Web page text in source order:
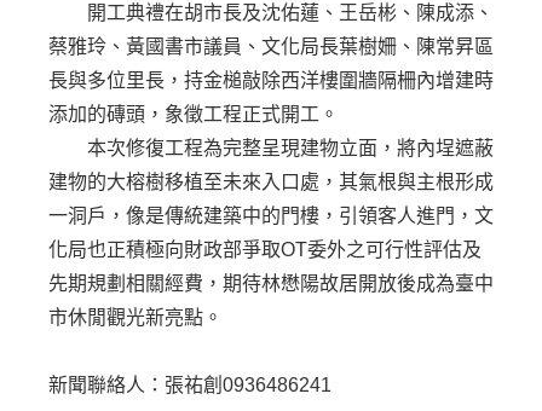
開工典禮在胡市長及沈佑蓮、王岳彬、陳成添、
蔡雅玲、黃國書市議員、文化局長葉樹姍、陳常昇區
長與多位里長，持金槌敲除西洋樓圍牆隔柵內增建時
添加的磚頭，象徵工程正式開工。
本次修復工程為完整呈現建物立面，將內埕遮蔽
建物的大榕樹移植至未來入口處，其氣根與主根形成
一洞戶，像是傳統建築中的門樓，引領客人進門，文
化局也正積極向財政部爭取OT委外之可行性評估及
先期規劃相關經費，期待林懋陽故居開放後成為臺中
市休閒觀光新亮點。
新聞聯絡人：張祐創0936486241